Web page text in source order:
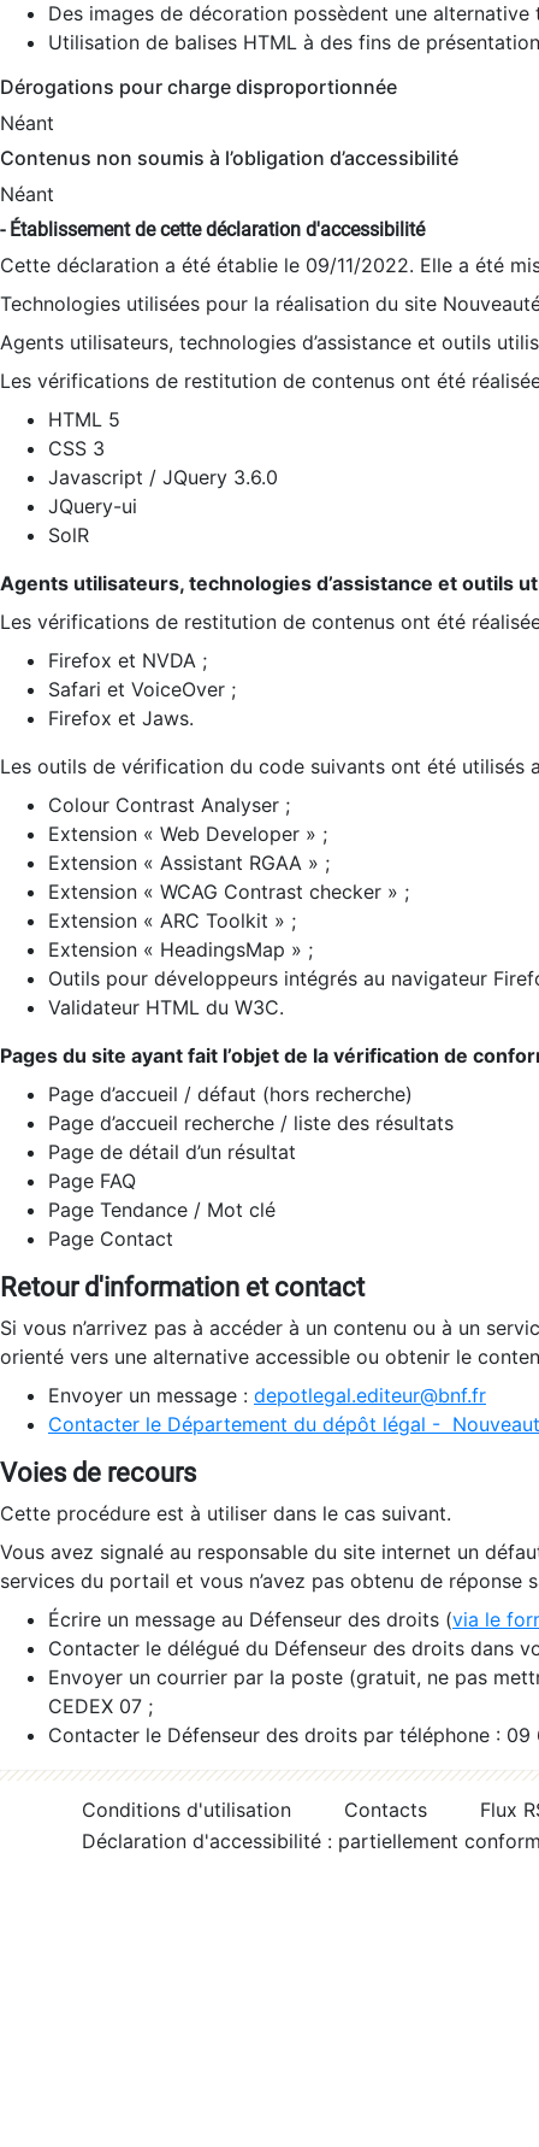
Des images de décoration possèdent une alternative
Utilisation de balises HTML à des fins de
Dérogations pour charge disproportionnée
Néant
Contenus non soumis à l’obligation d’accessibilité
Néant
- Établissement de cette déclaration d'accessibilité
Cette déclaration a été établie le 09/11/2022. Elle a été
Technologies utilisées pour la réalisation du site
Agents utilisateurs, technologies d’assistance et outils
Les vérifications de restitution de contenus ont été
HTML 5
CSS 3
Javascript / JQuery 3.6.0
JQuery-ui
SolR
Agents utilisateurs, technologies d’assistance et outils
Les vérifications de restitution de contenus ont été
Firefox et NVDA ;
Safari et VoiceOver ;
Firefox et Jaws.
Les outils de vérification du code suivants ont été utilisés
Colour Contrast Analyser ;
Extension « Web Developer » ;
Extension « Assistant RGAA » ;
Extension « WCAG Contrast checker » ;
Extension « ARC Toolkit » ;
Extension « HeadingsMap » ;
Outils pour développeurs intégrés au navigateur
Validateur HTML du W3C.
Pages du site ayant fait l’objet de la vérification de
Page d’accueil / défaut (hors recherche)
Page d’accueil recherche / liste des résultats
Page de détail d’un résultat
Page FAQ
Page Tendance / Mot clé
Page Contact
Retour d'information et contact
Si vous n’arrivez pas à accéder à un contenu ou à un
orienté vers une alternative accessible ou obtenir le
Envoyer un message : depotlegal.editeur@bnf.fr
Contacter le Département du dépôt légal -
Voies de recours
Cette procédure est à utiliser dans le cas suivant.
Vous avez signalé au responsable du site internet un
services du portail et vous n’avez pas obtenu de réponse
Écrire un message au Défenseur des droits (via le
Contacter le délégué du Défenseur des droits dans
Envoyer un courrier par la poste (gratuit, ne pas
CEDEX 07 ;
Contacter le Défenseur des droits par téléphone :
Conditions d'utilisation Contacts
Flux
Déclaration d'accessibilité : partiellement